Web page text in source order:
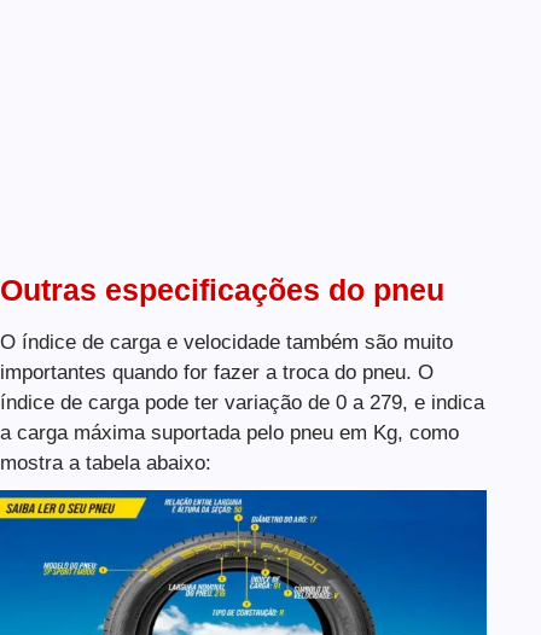
Outras especificações do pneu
O índice de carga e velocidade também são muito
importantes quando for fazer a troca do pneu. O
índice de carga pode ter variação de 0 a 279, e indica
a carga máxima suportada pelo pneu em Kg, como
mostra a tabela abaixo: